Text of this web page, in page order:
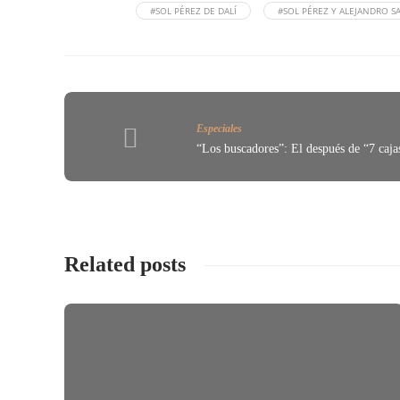
#SOL PÉREZ DE DALÍ
#SOL PÉREZ Y ALEJANDRO
Especiales
“Los buscadores”: El después de “7
Related posts